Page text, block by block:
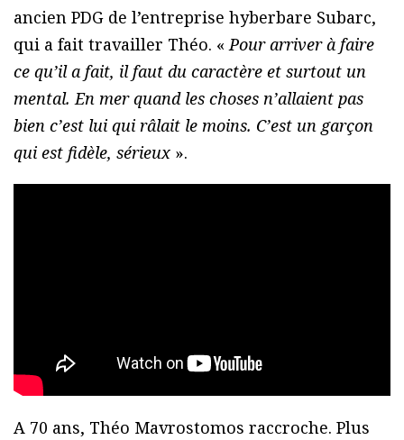
ancien PDG de l’entreprise hyberbare Subarc,
qui a fait travailler Théo. «Pour arriver à faire
ce qu’il a fait, il faut du caractère et surtout un
mental. En mer quand les choses n’allaient pas
bien c’est lui qui râlait le moins. C’est un garçon
qui est fidèle, sérieux ».
A 70 ans, Théo Mavrostomos raccroche. Plus